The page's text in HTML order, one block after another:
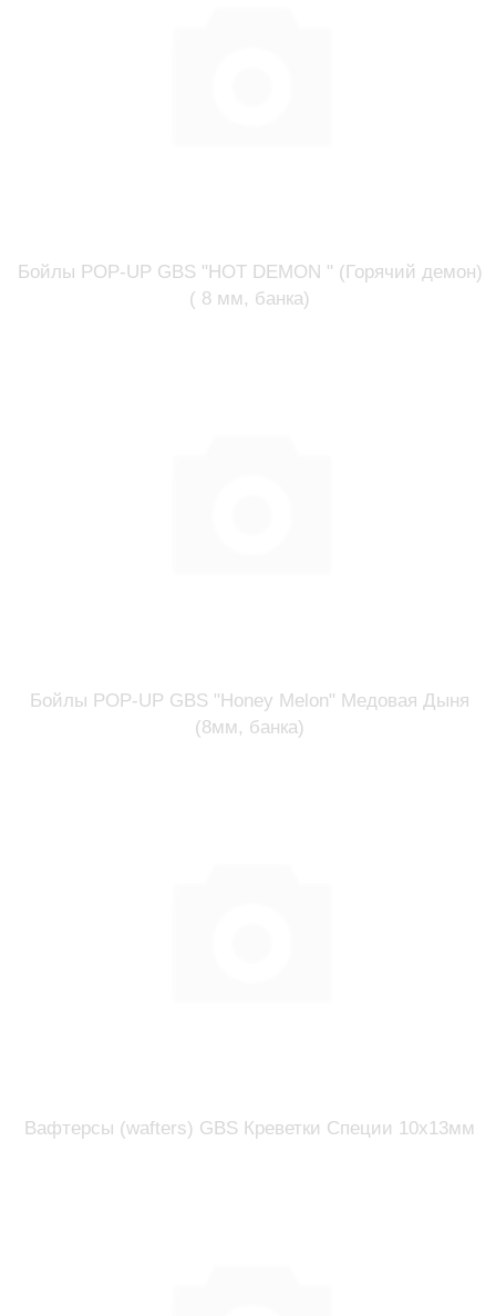
Бойлы POP-UP GBS "HOT DEMON " (Горячий демон)
( 8 мм, банка)
Бойлы POP-UP GBS "Honey Melon" Медовая Дыня
(8мм, банка)
Вафтерсы (wafters) GBS Креветки Специи 10x13мм